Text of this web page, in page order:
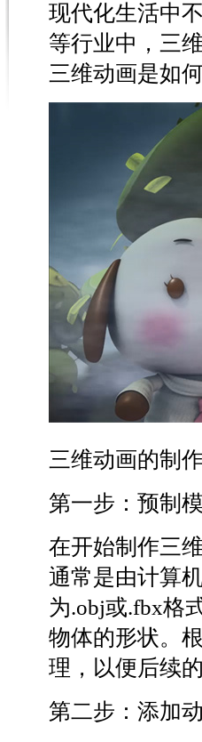
现代化生活中
等行业中，三
三维动画是如
三维动画的制
第一步：预制
在开始制作三
通常是由计算
为.obj或.fbx格
物体的形状。
理，以便后续
第二步：添加